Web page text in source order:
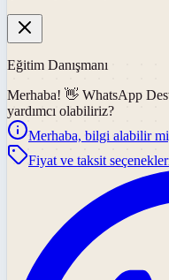
Eğitim Danışmanı
Merhaba! 👋 WhatsApp
yardımcı olabiliriz?
Merhaba, bilgi alabilir
Fiyat ve taksit